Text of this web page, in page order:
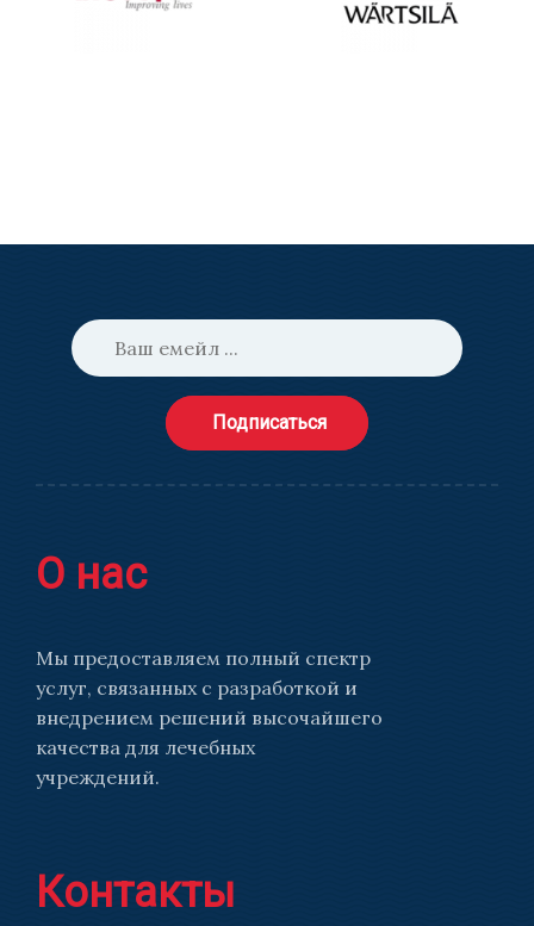
Подписаться
О нас
Мы предоставляем полный спектр
услуг, связанных с разработкой и
внедрением решений высочайшего
качества для лечебных
учреждений.
Контакты